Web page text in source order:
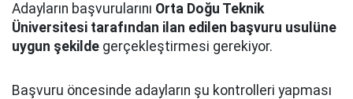
Adayların başvurularını Orta Doğu Teknik
Üniversitesi tarafından ilan edilen başvuru usulüne
uygun şekilde gerçekleştirmesi gerekiyor.
Başvuru öncesinde adayların şu kontrolleri yapması